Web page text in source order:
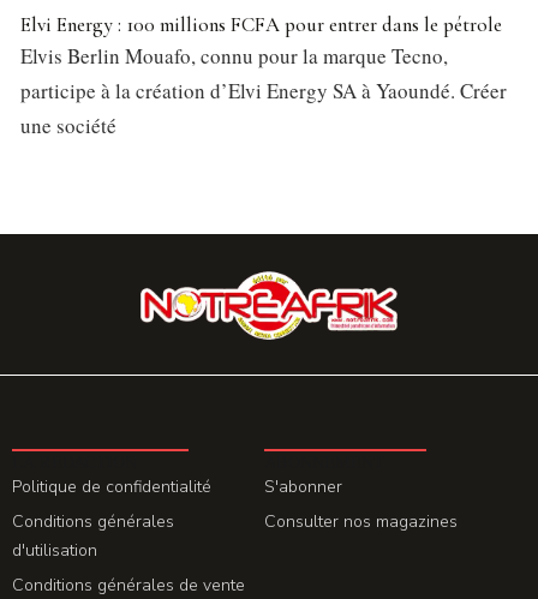
Elvi Energy : 100 millions FCFA pour entrer dans le pétrole
Elvis Berlin Mouafo, connu pour la marque Tecno,
participe à la création d’Elvi Energy SA à Yaoundé. Créer
une société
Politique de confidentialité
Conditions générales
d'utilisation
Conditions générales de vente
S'abonner
Consulter nos magazines